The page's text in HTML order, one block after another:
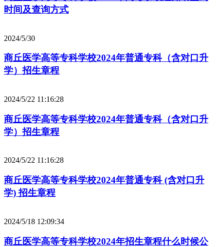
时间及查询方式
2024/5/30
商丘医学高等专科学校2024年普通专科（含对口升
学）招生章程
2024/5/22 11:16:28
商丘医学高等专科学校2024年普通专科（含对口升
学）招生章程
2024/5/22 11:16:28
商丘医学高等专科学校2024年普通专科 (含对口升
学) 招生章程
2024/5/18 12:09:34
商丘医学高等专科学校2024年招生章程什么时候公